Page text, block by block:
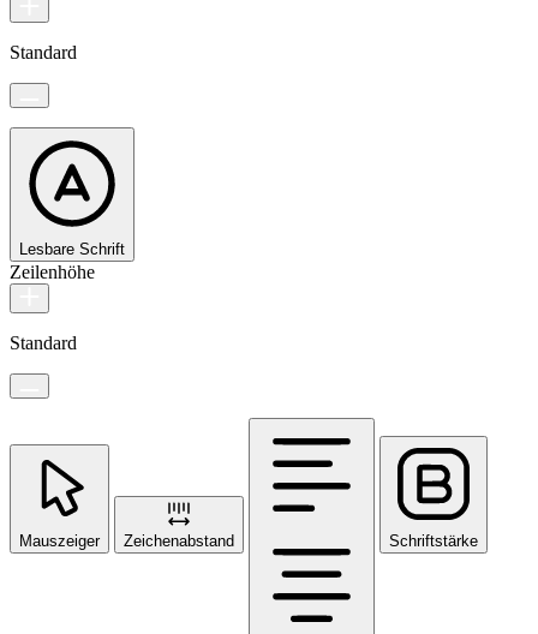
Standard
Lesbare Schrift
Zeilenhöhe
Standard
Mauszeiger Zeichenabstand Schriftstärke